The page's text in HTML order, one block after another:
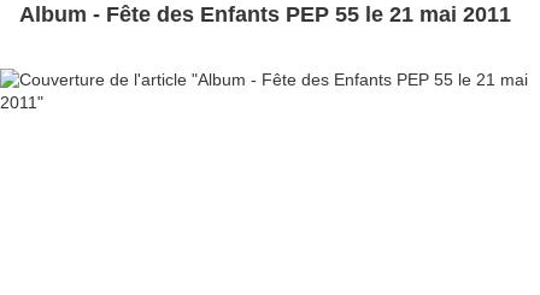
Album - Fête des Enfants PEP 55 le 21 mai 2011